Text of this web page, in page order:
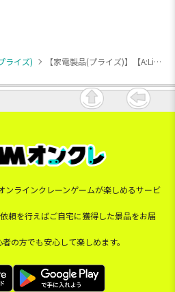
ライズ) 【家電製品(プライズ)】【A:Light blue】コード付きハンディアイロン
ンラインクレーンゲームが楽しめるサービ
頼を行えばご自宅に獲得した景品をお届
の方でも安心して楽しめます。